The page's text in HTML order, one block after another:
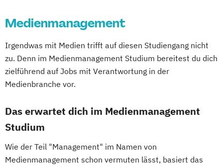
Medienmanagement
Irgendwas mit Medien trifft auf diesen Studiengang nicht
zu. Denn im Medienmanagement Studium bereitest du dich
zielführend auf Jobs mit Verantwortung in der
Medienbranche vor.
Das erwartet dich im Medienmanagement
Studium
Wie der Teil "Management" im Namen von
Medienmanagement schon vermuten lässt, basiert das